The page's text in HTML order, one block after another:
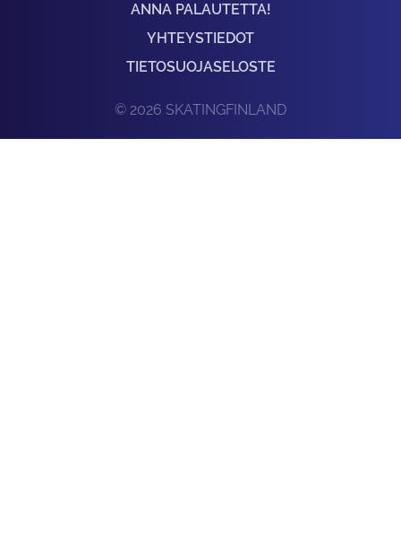
ANNA PALAUTETTA!
YHTEYSTIEDOT
TIETOSUOJASELOSTE
© 2026 SKATINGFINLAND